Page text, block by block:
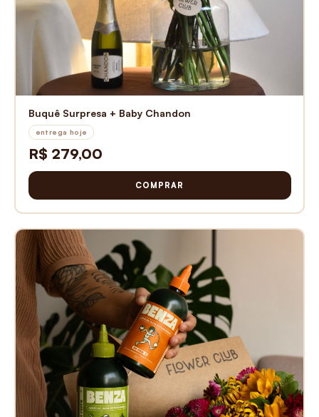
Buquê Surpresa + Baby Chandon
entrega hoje
R$ 279,00
COMPRAR